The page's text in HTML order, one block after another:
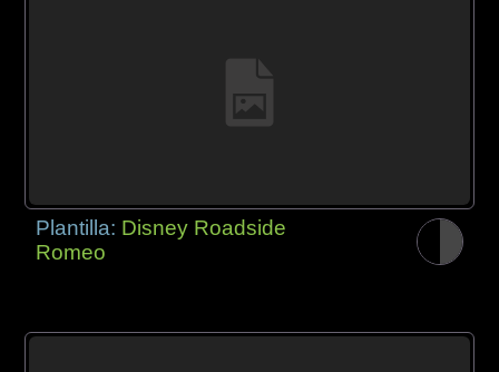
Plantilla: Disney Roadside
Romeo